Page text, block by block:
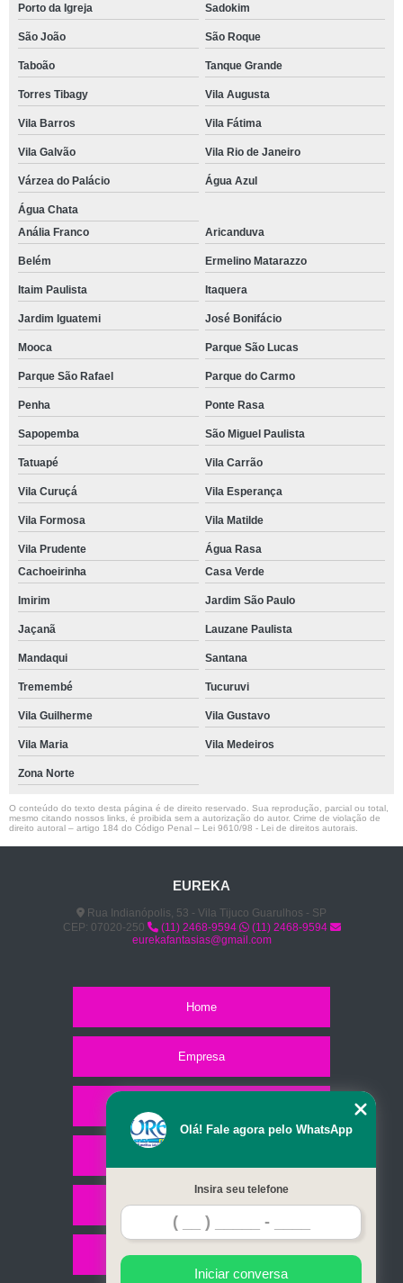
Porto da Igreja Sadokim
São João São Roque
Taboão Tanque Grande
Torres Tibagy Vila Augusta
Vila Barros Vila Fátima
Vila Galvão Vila Rio de Janeiro
Várzea do Palácio Água Azul
Água Chata
Anália Franco
Aricanduva
Belém Ermelino Matarazzo
Itaim Paulista Itaquera
Jardim Iguatemi José Bonifácio
Mooca Parque São Lucas
Parque São Rafael Parque do Carmo
Penha Ponte Rasa
Sapopemba São Miguel Paulista
Tatuapé Vila Carrão
Vila Curuçá Vila Esperança
Vila Formosa Vila Matilde
Vila Prudente
Água Rasa
Cachoeirinha
Casa Verde
Imirim Jardim São Paulo
Jaçanã Lauzane Paulista
Mandaqui Santana
Tremembé Tucuruvi
Vila Guilherme Vila Gustavo
Vila Maria Vila Medeiros
Zona Norte
O conteúdo do texto desta página é de direito reservado. Sua reprodução, parcial ou total,
mesmo citando nossos links, é proibida sem a autorização do autor. Crime de violação de
direito autoral – artigo 184 do Código Penal – Lei 9610/98 - Lei de direitos autorais
EUREKA
Rua Indianópolis, 53 - Vila Tijuco Guarulhos - SP
CEP: 07020-250
(11) 2468-9594
(11) 2468-9594
eurekafantasias@gmail.com
Home
Empresa
Contato
Mapa do site
Olá! Fale agora pelo WhatsApp
Insira seu telefone
Iniciar conversa